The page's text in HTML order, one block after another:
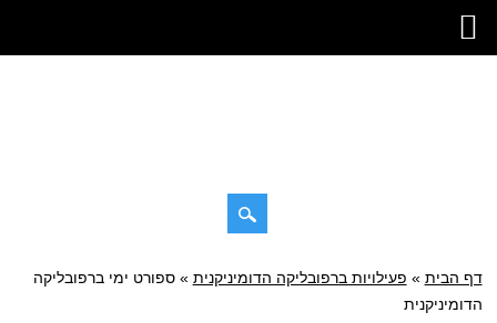
תפריט ראשי
דילוג
לתוכן
דף הבית » פעילויות ברפובליקה הדומיניקנית »ספורט ימי ברפובליקה
הדומיניקנית